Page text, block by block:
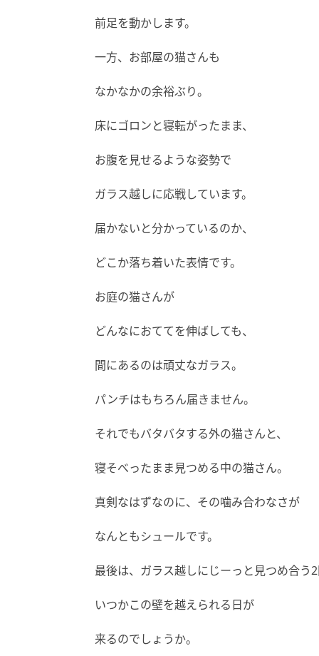
前足を動かします。
一方、お部屋の猫さんも
なかなかの余裕ぶり。
床にゴロンと寝転がったまま、
お腹を見せるような姿勢で
ガラス越しに応戦しています。
届かないと分かっているのか、
どこか落ち着いた表情です。
お庭の猫さんが
どんなにおててを伸ばしても、
間にあるのは頑丈なガラス。
パンチはもちろん届きません。
それでもバタバタする外の猫さんと、
寝そべったまま見つめる中の猫さん。
真剣なはずなのに、その噛み合わなさが
なんともシュールです。
最後は、ガラス越しにじーっと見つめ合う
いつかこの壁を越えられる日が
来るのでしょうか。